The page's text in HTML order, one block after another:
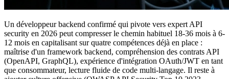
Un développeur backend confirmé qui pivote vers expert API
security en 2026 peut compresser le chemin habituel 18-36 mois à 6-
12 mois en capitalisant sur quatre compétences déjà en place :
maîtrise d'un framework backend, compréhension des contrats API
(OpenAPI, GraphQL), expérience d'intégration OAuth/JWT en tant
que consommateur, lecture fluide de code multi-langage. Il reste à